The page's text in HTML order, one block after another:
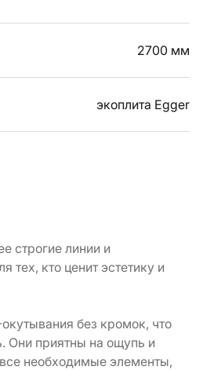
2700 мм
экоплита Egger
строгие линии и
кто ценит эстетику и
без кромок, что
Они приятны на ощупь и
необходимые элементы,